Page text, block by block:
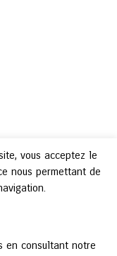
vous acceptez le
nous permettant de
en consultant notre